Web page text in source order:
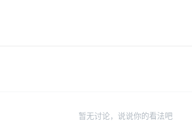
暂无讨论，说说你的看法吧